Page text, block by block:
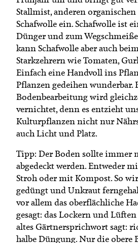
Stallmist, anderen
Schafwolle ein. Schafwolle ist
Dünger und zum
kann Schafwolle aber auch
Starkzehrern wie Tomaten,
Einfach eine Handvoll ins
Pflanzen gedeihen wunderbar.
Bodenbearbeitung wird
vernichtet, denn es entzieht
Kulturpflanzen nicht nur
auch Licht und Platz.
Tipp: Der Boden sollte immer
abgedeckt werden. Entweder
Stroh oder mit Kompost. So
gedüngt und Unkraut
vor allem das oberflächliche
gesagt: das Lockern und
altes Gärtnersprichwort sagt:
halbe Düngung. Nur die obere